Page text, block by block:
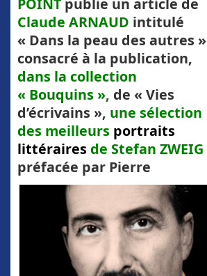
Claude ARNAUD intitulé
« Dans la peau des autres »
consacré à la publication,
dans la collection
« Bouquins », de « Vies
d’écrivains », une sélection
des meilleurs portraits
littéraires de Stefan ZWEIG
préfacée par Pierre